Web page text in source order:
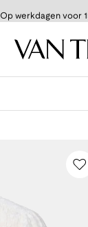
Op werkdagen voor